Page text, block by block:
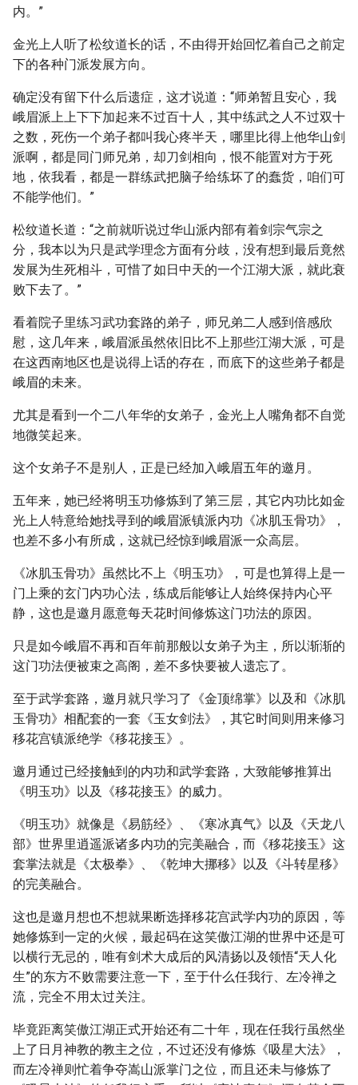
内。”
金光上人听了松纹道长的话，不由得开始回忆着自己之前定
下的各种门派发展方向。
确定没有留下什么后遗症，这才说道：“师弟暂且安心，我
峨眉派上上下下加起来不过百十人，其中练武之人不过双十
之数，死伤一个弟子都叫我心疼半天，哪里比得上他华山剑
派啊，都是同门师兄弟，却刀剑相向，恨不能置对方于死
地，依我看，都是一群练武把脑子给练坏了的蠢货，咱们可
不能学他们。”
松纹道长道：“之前就听说过华山派内部有着剑宗气宗之
分，我本以为只是武学理念方面有分歧，没有想到最后竟然
发展为生死相斗，可惜了如日中天的一个江湖大派，就此衰
败下去了。”
看着院子里练习武功套路的弟子，师兄弟二人感到倍感欣
慰，这几年来，峨眉派虽然依旧比不上那些江湖大派，可是
在这西南地区也是说得上话的存在，而底下的这些弟子都是
峨眉的未来。
尤其是看到一个二八年华的女弟子，金光上人嘴角都不自觉
地微笑起来。
这个女弟子不是别人，正是已经加入峨眉五年的邀月。
五年来，她已经将明玉功修炼到了第三层，其它内功比如金
光上人特意给她找寻到的峨眉派镇派内功《冰肌玉骨功》，
也差不多小有所成，这就已经惊到峨眉派一众高层。
《冰肌玉骨功》虽然比不上《明玉功》，可是也算得上是一
门上乘的玄门内功心法，练成后能够让人始终保持内心平
静，这也是邀月愿意每天花时间修炼这门功法的原因。
只是如今峨眉不再和百年前那般以女弟子为主，所以渐渐的
这门功法便被束之高阁，差不多快要被人遗忘了。
至于武学套路，邀月就只学习了《金顶绵掌》以及和《冰肌
玉骨功》相配套的一套《玉女剑法》，其它时间则用来修习
移花宫镇派绝学《移花接玉》。
邀月通过已经接触到的内功和武学套路，大致能够推算出
《明玉功》以及《移花接玉》的威力。
《明玉功》就像是《易筋经》、《寒冰真气》以及《天龙八
部》世界里逍遥派诸多内功的完美融合，而《移花接玉》这
套掌法就是《太极拳》、《乾坤大挪移》以及《斗转星移》
的完美融合。
这也是邀月想也不想就果断选择移花宫武学内功的原因，等
她修炼到一定的火候，最起码在这笑傲江湖的世界中还是可
以横行无忌的，唯有剑术大成后的风清扬以及领悟“天人化
生”的东方不败需要注意一下，至于什么任我行、左冷禅之
流，完全不用太过关注。
毕竟距离笑傲江湖正式开始还有二十年，现在任我行虽然坐
上了日月神教的教主之位，不过还没有修炼《吸星大法》，
而左冷禅则忙着争夺嵩山派掌门之位，而且还未与修炼了